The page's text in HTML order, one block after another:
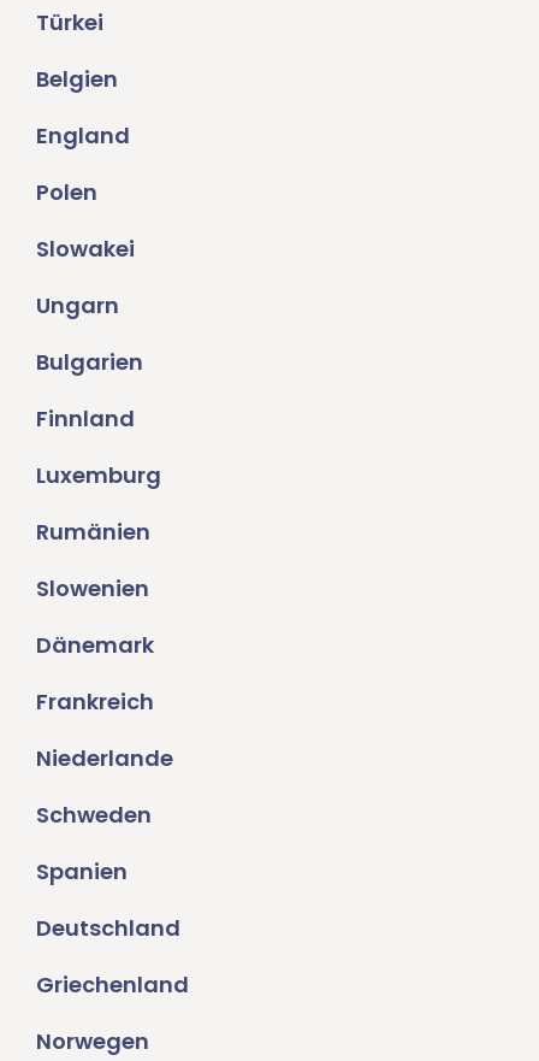
Türkei
Belgien
England
Polen
Slowakei
Ungarn
Bulgarien
Finnland
Luxemburg
Rumänien
Slowenien
Dänemark
Frankreich
Niederlande
Schweden
Spanien
Deutschland
Griechenland
Norwegen